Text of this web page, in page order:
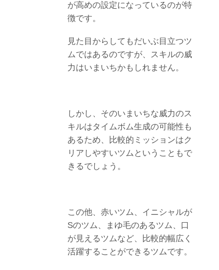
が高めの設定になっているのが特
徴です。
見た目からしてもだいぶ目立つツ
ムではあるのですが、スキルの威
力はいまいちかもしれません。
しかし、そのいまいちな威力のス
キルはタイムボム生成の可能性も
あるため、比較的ミッションはク
リアしやすいツムということもで
きるでしょう。
この他、赤いツム、イニシャルが
Sのツム、まゆ毛のあるツム、口
が見えるツムなど、比較的幅広く
活躍することができるツムです。